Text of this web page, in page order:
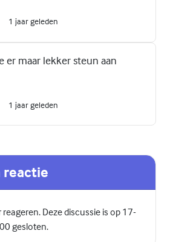
1 jaar geleden
er maar lekker steun aan
1 jaar geleden
reactie
Deze discussie is op 17-
gesloten.